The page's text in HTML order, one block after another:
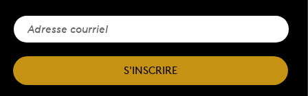
S'INSCRIRE